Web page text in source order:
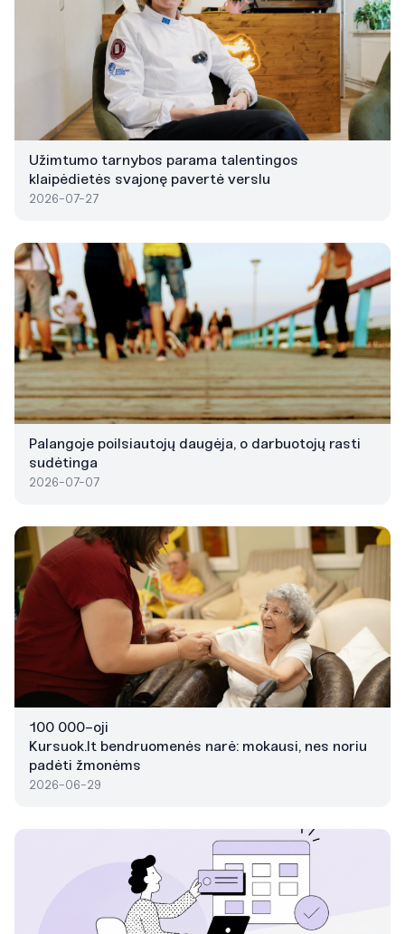
Užimtumo tarnybos parama talentingos
klaipėdietės svajonę pavertė verslu
2026-07-27
Palangoje poilsiautojų daugėja, o darbuotojų rasti
sudėtinga
2026-07-07
100 000-oji
Kursuok.lt bendruomenės narė: mokausi, nes noriu
padėti žmonėms
2026-06-29